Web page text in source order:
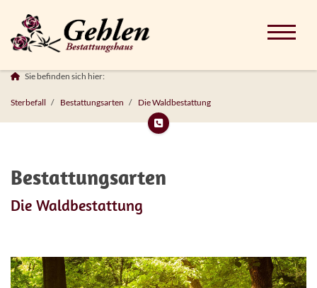
Sie befinden sich hier:
Sterbefall Bestattungsarten Die Waldbestattung
Bestattungsarten
Die Waldbestattung